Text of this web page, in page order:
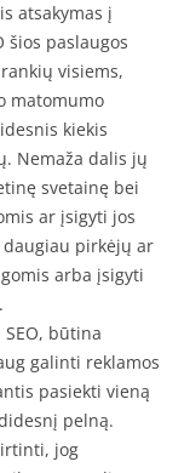
atsakymas į
šios paslaugos
visiems,
matomumo
kiekis
Nemaža dalis jų
svetainę bei
ar įsigyti jos
pirkėjų ar
arba įsigyti
būtina
galinti reklamos
pasiekti vieną
pelną.
jog